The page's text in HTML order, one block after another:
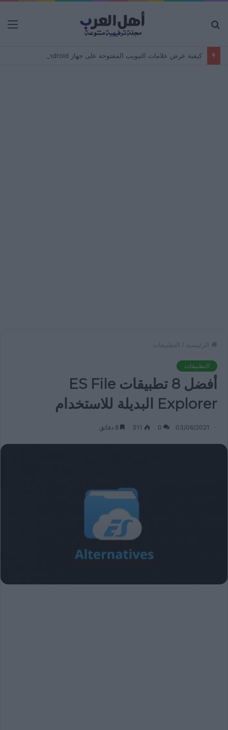
الرئيسية / التطبيقات
التطبيقات
أفضل 8 تطبيقات ES File
Explorer البديلة للاستخدام
03/06/2021
0
311